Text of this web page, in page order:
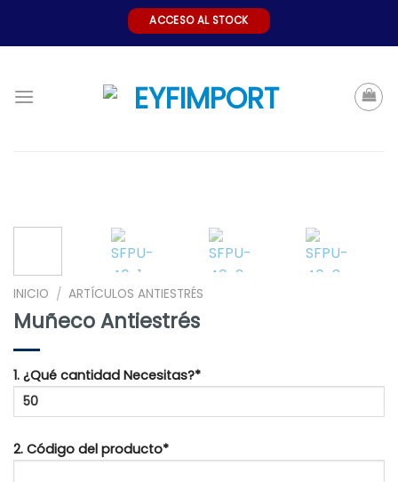
ACCESO AL STOCK
INICIO / ARTÍCULOS ANTIESTRÉS
Muñeco Antiestrés
1. ¿Qué cantidad Necesitas?*
2. Código del producto*